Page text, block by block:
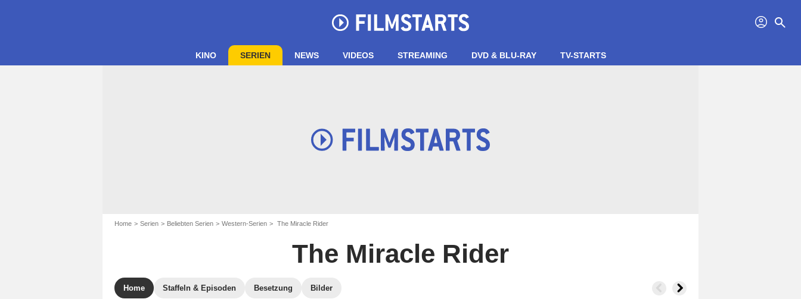
profil search
KINO SERIEN NEWS VIDEOS STREAMING DVD & BLU-RAY TV-STARTS
Home Serien Beliebten Serien Western-Serien The Miracle Rider
The Miracle Rider
Home Staffeln & Episoden Besetzung Bilder